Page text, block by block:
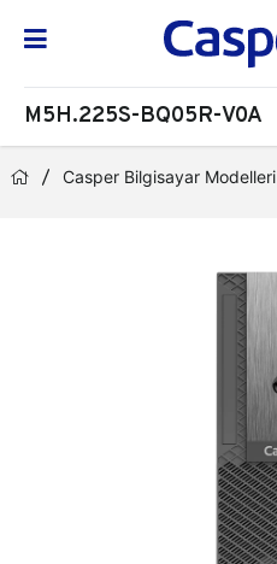
M5H.225S-BQ05R-V0A
Casper Bilgisayar Modelleri